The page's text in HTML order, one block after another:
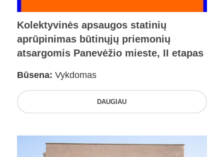
Kolektyvinės apsaugos statinių
aprūpinimas būtinųjų priemonių
atsargomis Panevėžio mieste, II etapas
Būsena: Vykdomas
DAUGIAU